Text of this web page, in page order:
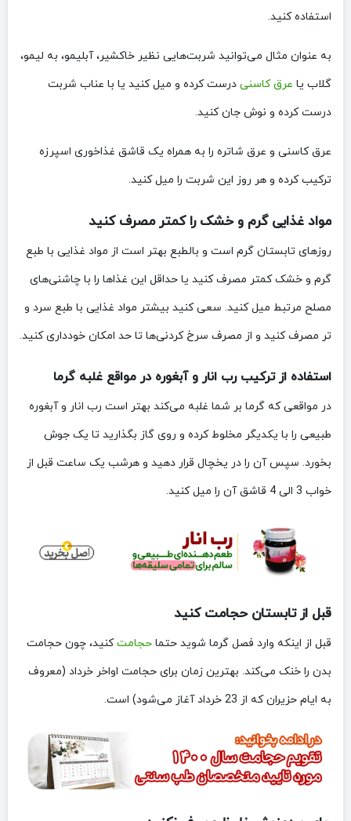
استفاده کنید.
به عنوان مثال می‌توانید شربت‌هایی نظیر خاکشیر، آبلیمو، به لیمو،
گلاب یا عرق کاسنی درست کرده و میل کنید یا با عناب شربت
درست کرده و نوش جان کنید.
عرق کاسنی و عرق شاتره را به همراه یک قاشق غذاخوری اسپرزه
ترکیب کرده و هر روز این شربت را میل کنید.
مواد غذایی گرم و خشک را کمتر مصرف کنید
روزهای تابستان گرم است و بالطبع بهتر است از مواد غذایی با طبع
گرم و خشک کمتر مصرف کنید یا حداقل این غذاها را با چاشنی‌های
مصلح مرتبط میل کنید. سعی کنید بیشتر مواد غذایی با طبع سرد و
تر مصرف کنید و از مصرف سرخ کردنی‌ها تا حد امکان خودداری کنید.
استفاده از ترکیب رب انار و آبغوره در مواقع غلبه گرما
در مواقعی که گرما بر شما غلبه می‌کند بهتر است رب انار و آبغوره
طبیعی را با یکدیگر مخلوط کرده و روی گاز بگذارید تا یک جوش
بخورد. سپس آن را در یخچال قرار دهید و هرشب یک ساعت قبل از
خواب 3 الی 4 قاشق آن را میل کنید.
قبل از تابستان حجامت کنید
قبل از اینکه وارد فصل گرما شوید حتما حجامتکنید، چون حجامت
بدن را خنک می‌کند. بهترین زمان برای حجامت اواخر خرداد (معروف
به ایام حزیران که از 23 خرداد آغاز می‌شود) است.